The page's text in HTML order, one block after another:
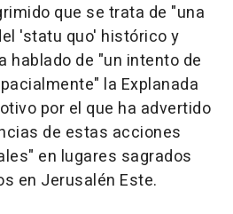
que se trata de "una
'statu quo' histórico y
hablado de "un intento de
la Explanada
por el que ha advertido
de estas acciones
en lugares sagrados
en Jerusalén Este.